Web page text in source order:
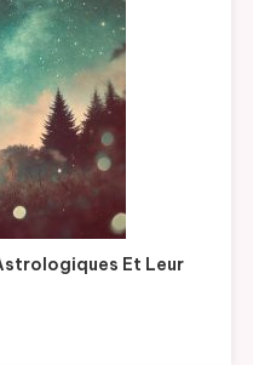
Et Leur